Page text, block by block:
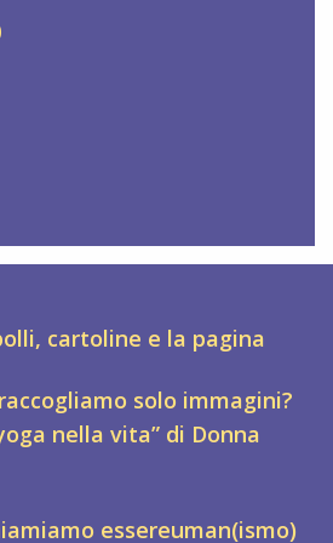
cartoline e la pagina
solo immagini?
nella vita” di Donna
essereuman(ismo)